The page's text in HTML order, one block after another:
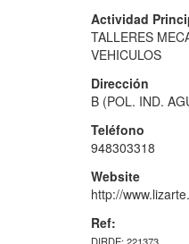
Actividad
TALLERES
VEHICULOS
Dirección
B (POL. IND.
Teléfono
948303318
Website
http://
Ref: